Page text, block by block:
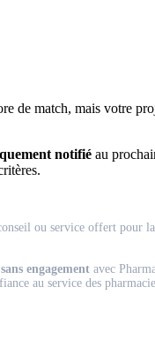
de match, mais votre
notifié au
ou service offert pour
engagementavec
au service des